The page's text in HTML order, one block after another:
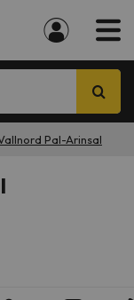
Pal-Arinsal